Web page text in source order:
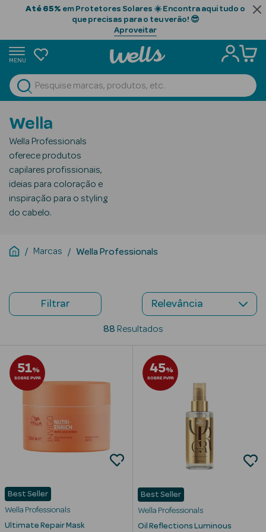
Até 65% em Protetores Solares ☀️ Encontra aqui tudo o
que precisas para o teu verão! 😎
Aproveitar
MENU
Ver Tudo
Beauty Season
Profissional
Beauty Season
Cosmética
Cosmética
Cuidados de
Cabelo
Maquilhagem
Beauty Season
Beauty Season
Nutricosmética
Perfumes
Beauty Season
Wella
Wella Professionals
oferece produtos
capilares profissionais,
ideias para coloração e
inspiração para o styling
do cabelo.
Marcas Wella Professionals
Filtrar
88 Resultados
51%
SOBRE PVPR
Best Seller
Wella Professionals
Ultimate Repair Mask
45%
SOBRE PVPR
Best Seller
Wella Professionals
Oil Reflections Luminous